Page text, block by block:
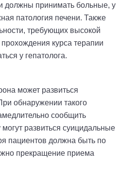
должны принимать больные, у
патология печени. Также
требующих высокой
курса терапии
у гепатолога.
может развиться
обнаружении такого
сообщить
развиться суицидальные
пациентов должна быть по
прекращение приема